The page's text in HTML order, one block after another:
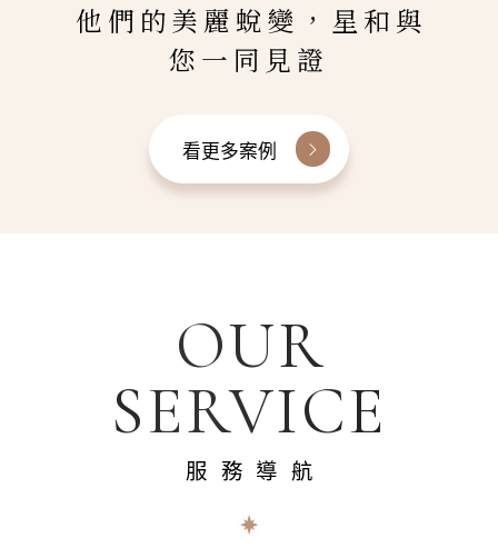
他們的美麗蛻變，星和與
您一同見證
看更多案例
OUR
SERVICE
服務導航